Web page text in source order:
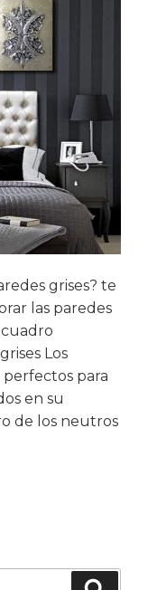
grises? te
las paredes
Los
para
en su
de los neutros